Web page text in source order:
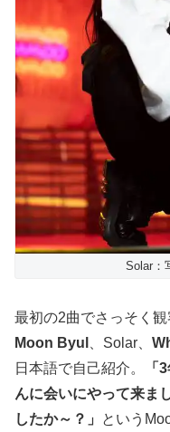
Solar：
最初の2曲でさっそく観
Moon Byul
、Solar、
日本語で自己紹介。
「
んに会いにやって来ま
したか～？」
という